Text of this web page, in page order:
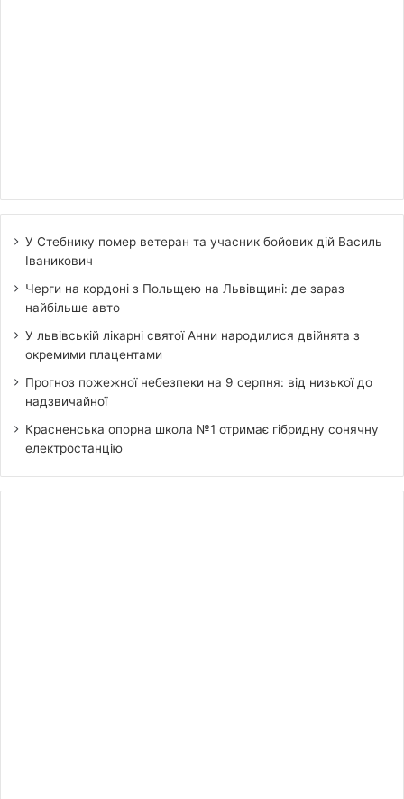
У Стебнику помер ветеран та учасник бойових дій Василь
Іваникович
Черги на кордоні з Польщею на Львівщині: де зараз
найбільше авто
У львівській лікарні святої Анни народилися двійнята з
окремими плацентами
Прогноз пожежної небезпеки на 9 серпня: від низької до
надзвичайної
Красненська опорна школа №1 отримає гібридну сонячну
електростанцію